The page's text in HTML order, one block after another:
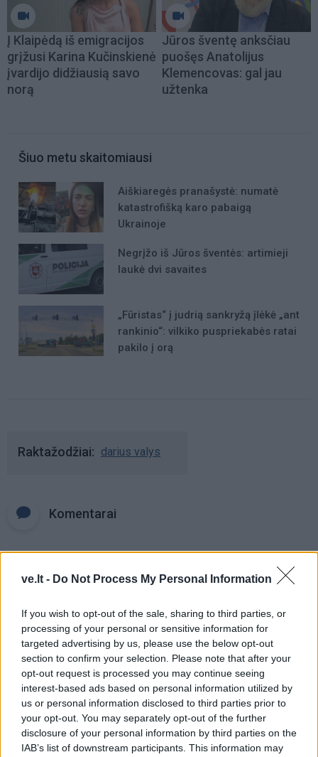
ve.lt - Do Not Process My Personal Information
If you wish to opt-out of the sale, sharing to third parties, or
processing of your personal or sensitive information for
targeted advertising by us, please use the below opt-out
section to confirm your selection. Please note that after your
opt-out request is processed you may continue seeing
interest-based ads based on personal information utilized by
us or personal information disclosed to third parties prior to
your opt-out. You may separately opt-out of the further
disclosure of your personal information by third parties on the
IAB’s list of downstream participants. This information may
Į Klaipėdą iš emigracijos
grįžusi Karina Kučinskienė
įvardijo didžiausią savo
norą
Jūros šventę anksčiau
puošęs Anatolijus
Klemencovas: gal jau
užtenka
Šiuo metu skaitomiausi
Aiškiaregės pranašystė: numatė
katastrofišką karo pabaigą
Ukrainoje
Negrįžo iš Jūros šventės: artimieji
laukė dvi savaites
„Fūristas“ į judrią sankryžą įlėkė „ant
rankinio“: vilkiko puspriekabės ratai
pakilo į orą
Raktažodžiai darius valys
Komentarai
Rašyti komentarą
Komentaras